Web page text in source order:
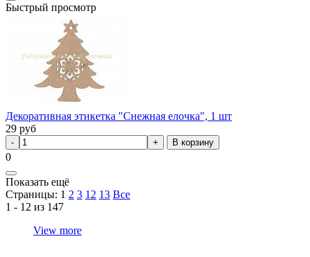
Быстрый просмотр
Декоративная этикетка "Снежная елочка", 1 шт
29 руб
В корзину
0
Показать ещё
Страницы: 1 2 3 12 13 Все
1 - 12 из 147
View more